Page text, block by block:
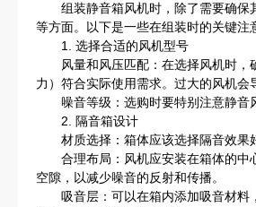
组装静音箱风机时，除了需要确保
等方面。以下是一些在组装时的关键注
1. 选择合适的风机型号
风量和风压匹配：在选择风机时，
力）符合实际使用需求。过大的风机
噪音等级：选购时要特别注意静音
2. 隔音箱设计
材质选择：箱体应该选择隔音效果
合理布局：风机应安装在箱体的中
空隙，以减少噪音的反射和传播。
吸音层：可以在箱内添加吸音材料